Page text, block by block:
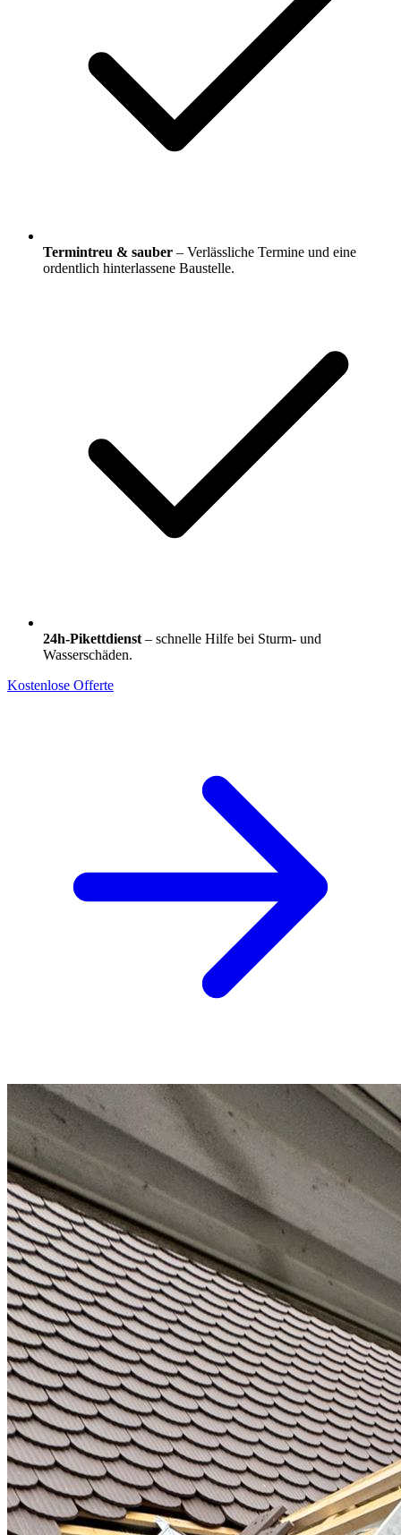
Termintreu & sauber – Verlässliche Termine und eine
ordentlich hinterlassene Baustelle.
24h-Pikettdienst – schnelle Hilfe bei Sturm- und
Wasserschäden.
Kostenlose Offerte